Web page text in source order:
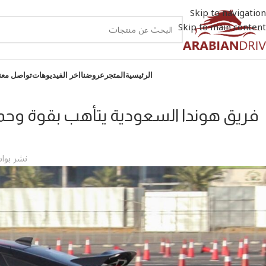
Skip to navigation
Skip to main content
الرئيسيةالمتجر عروضنااخر الفيديوهاتتواصل
فريق هوندا السعودية يتأهب بقوة
نشر